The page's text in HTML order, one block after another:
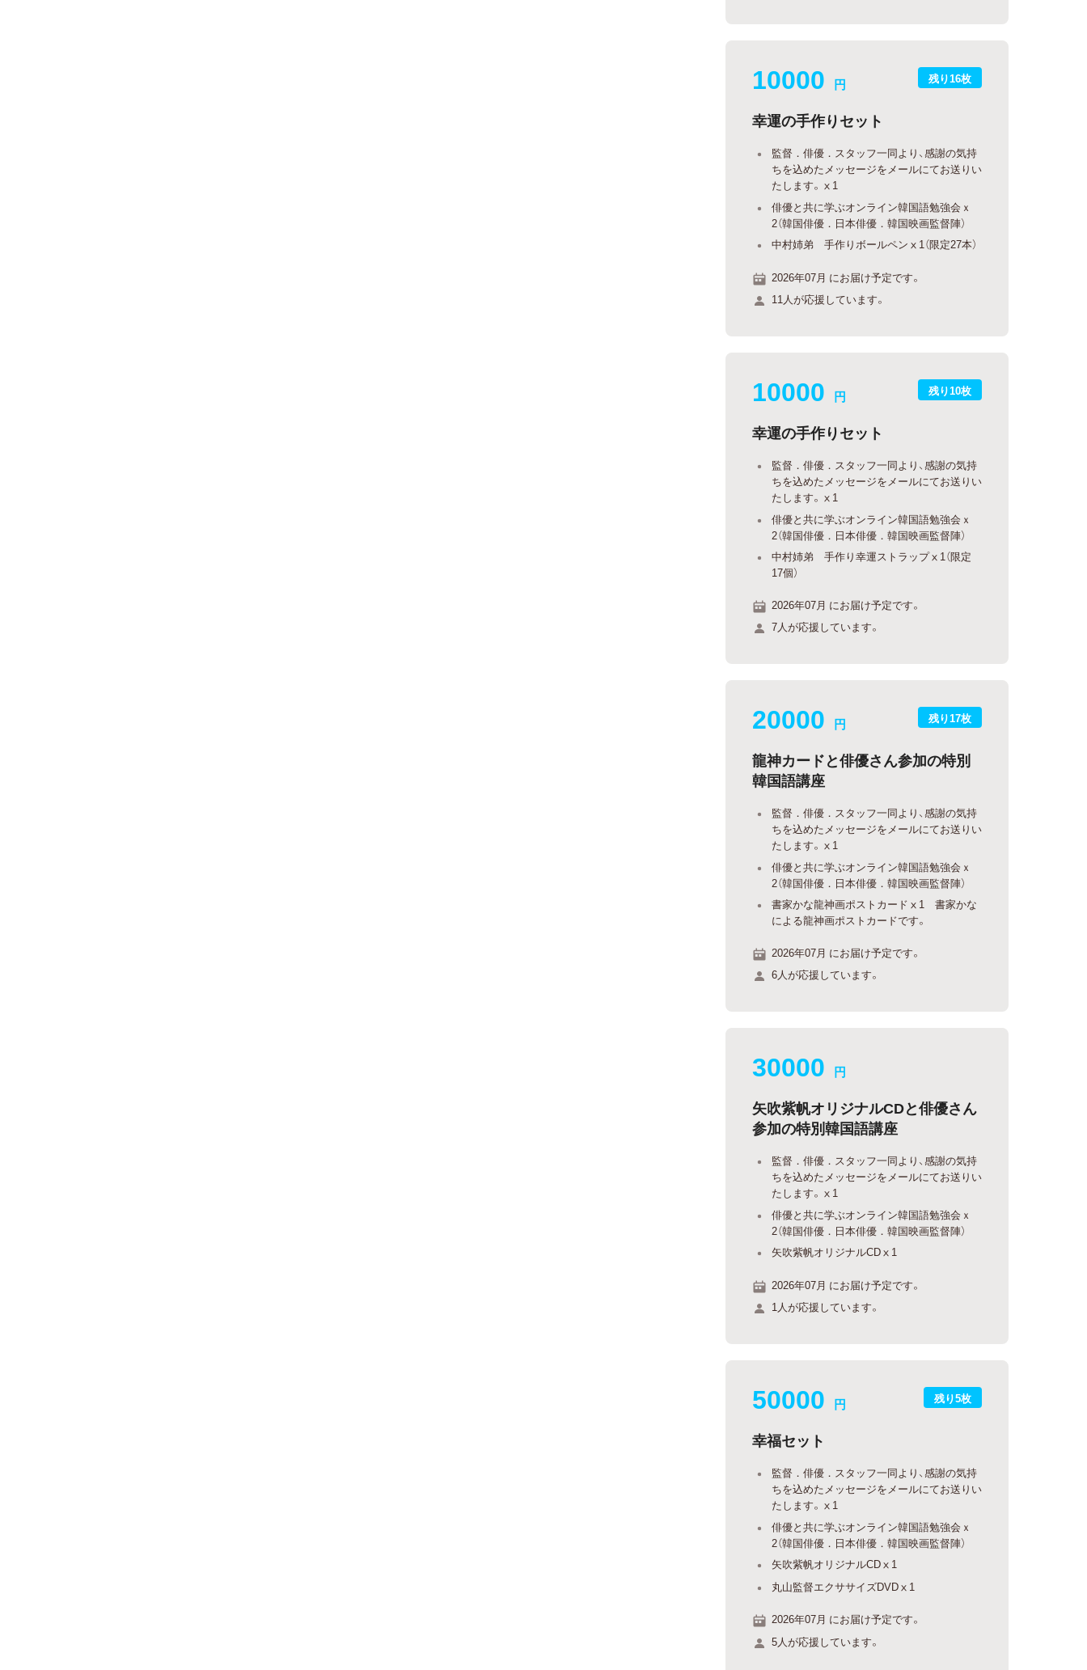
残り16枚
10000 円
幸運の手作りセット
監督．俳優．スタッフ一同より、感謝の気持
ちを込めたメッセージをメールにてお送りい
たします。ⅹ1
俳優と共に学ぶオンライン韓国語勉強会ｘ
2（韓国俳優．日本俳優．韓国映画監督陣）
中村姉弟 手作りボールペンⅹ1（限定27本）
2026年07月 にお届け予定です。
11人が応援しています。
残り10枚
10000 円
幸運の手作りセット
監督．俳優．スタッフ一同より、感謝の気持
ちを込めたメッセージをメールにてお送りい
たします。ⅹ1
俳優と共に学ぶオンライン韓国語勉強会ｘ
2（韓国俳優．日本俳優．韓国映画監督陣）
中村姉弟 手作り幸運ストラップⅹ1（限定
17個）
2026年07月 にお届け予定です。
7人が応援しています。
残り17枚
20000 円
龍神カードと俳優さん参加の特別
韓国語講座
監督．俳優．スタッフ一同より、感謝の気持
ちを込めたメッセージをメールにてお送りい
たします。ⅹ1
俳優と共に学ぶオンライン韓国語勉強会ｘ
2（韓国俳優．日本俳優．韓国映画監督陣）
書家かな龍神画ポストカードⅹ1 書家かな
による龍神画ポストカードです。
2026年07月 にお届け予定です。
6人が応援しています。
30000 円
矢吹紫帆オリジナルCDと俳優さん
参加の特別韓国語講座
監督．俳優．スタッフ一同より、感謝の気持
ちを込めたメッセージをメールにてお送りい
たします。ⅹ1
俳優と共に学ぶオンライン韓国語勉強会ｘ
2（韓国俳優．日本俳優．韓国映画監督陣）
矢吹紫帆オリジナルCDⅹ1
2026年07月 にお届け予定です。
1人が応援しています。
残り5枚
50000 円
幸福セット
監督．俳優．スタッフ一同より、感謝の気持
ちを込めたメッセージをメールにてお送りい
たします。ⅹ1
俳優と共に学ぶオンライン韓国語勉強会ｘ
2（韓国俳優．日本俳優．韓国映画監督陣）
矢吹紫帆オリジナルCDⅹ1
丸山監督エクササイズDVDⅹ1
2026年07月 にお届け予定です。
5人が応援しています。